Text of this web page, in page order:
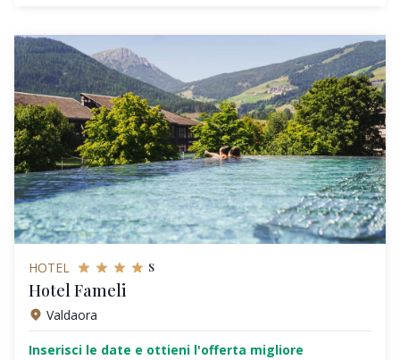
HOTEL s
Hotel Fameli
Valdaora
Inserisci le date e ottieni l'offerta migliore